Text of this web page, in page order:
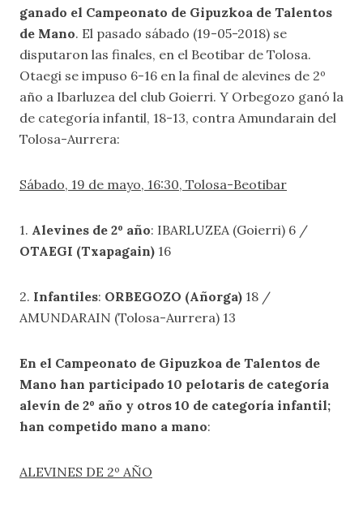
ganado el Campeonato de Gipuzkoa de Talentos
de Mano. El pasado sábado (19-05-2018) se
disputaron las finales, en el Beotibar de Tolosa.
Otaegi se impuso 6-16 en la final de alevines de 2º
año a Ibarluzea del club Goierri. Y Orbegozo ganó la
de categoría infantil, 18-13, contra Amundarain del
Tolosa-Aurrera:
Sábado, 19 de mayo, 16:30, Tolosa-Beotibar
1. Alevines de 2º año: IBARLUZEA (Goierri) 6 /
OTAEGI (Txapagain) 16
2. Infantiles: ORBEGOZO (Añorga) 18 /
AMUNDARAIN (Tolosa-Aurrera) 13
En el Campeonato de Gipuzkoa de Talentos de
Mano han participado 10 pelotaris de categoría
alevín de 2º año y otros 10 de categoría infantil;
han competido mano a mano:
ALEVINES DE 2º AÑO